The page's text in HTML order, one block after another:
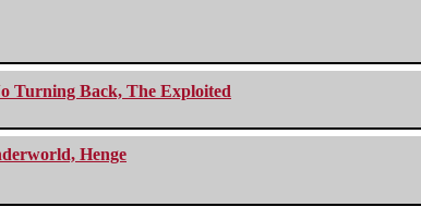
Turning Back, The Exploited
Henge